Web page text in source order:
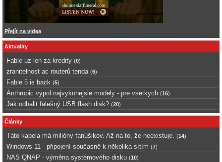
Přejít na videa
Aktuality
Fable uz len za kredity (0)
zranitelnost ac routerů tenda (6)
Fable 5 is back (5)
Anthropic vypol najvykonejsie modely - pre vsetkych (16)
Jak odhalit falešný USB flash disk? (20)
Články
Táto kapela má milióny fanúšikov. Až na to, že neexistuje. (14)
Windows 11 - připojení současně k několika sítím (7)
NAS QNAP - výměna systémového disku (10)